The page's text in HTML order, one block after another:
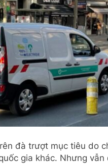
đà trượt mục tiêu do
gia khác. Nhưng